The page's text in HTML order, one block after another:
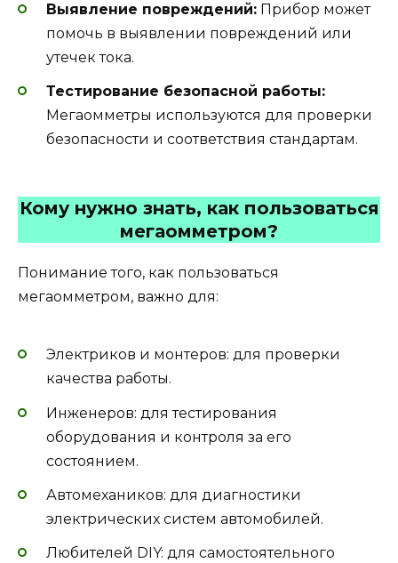
Выявление повреждений: Прибор может
помочь в выявлении повреждений или
утечек тока.
Тестирование безопасной работы:
Мегаомметры используются для проверки
безопасности и соответствия стандартам.
Кому нужно знать, как пользоваться
мегаомметром?
Понимание того, как пользоваться
мегаомметром, важно для:
Электриков и монтеров: для проверки
качества работы.
Инженеров: для тестирования
оборудования и контроля за его
состоянием.
Автомехаников: для диагностики
электрических систем автомобилей.
Любителей DIY: для самостоятельного